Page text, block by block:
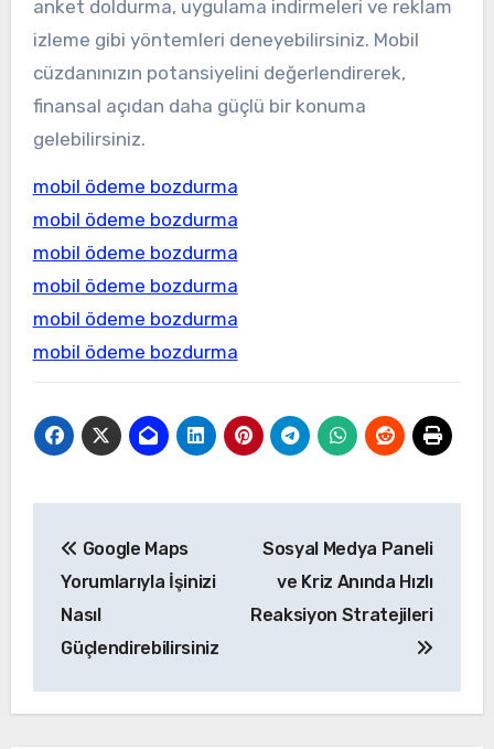
anket doldurma, uygulama indirmeleri ve reklam
izleme gibi yöntemleri deneyebilirsiniz. Mobil
cüzdanınızın potansiyelini değerlendirerek,
finansal açıdan daha güçlü bir konuma
gelebilirsiniz.
mobil ödeme bozdurma
mobil ödeme bozdurma
mobil ödeme bozdurma
mobil ödeme bozdurma
mobil ödeme bozdurma
mobil ödeme bozdurma
gezinmesi
Google Maps
Yorumlarıyla İşinizi
Nasıl
Güçlendirebilirsiniz
Sosyal Medya Paneli
ve Kriz Anında Hızlı
Reaksiyon Stratejileri